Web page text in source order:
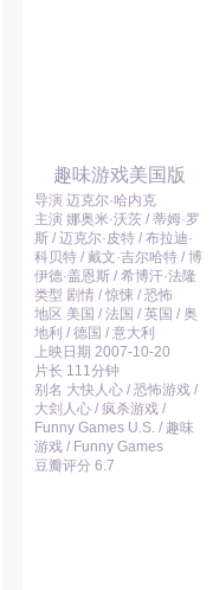
趣味游戏美国版
导演 迈克尔·哈内克
主演 娜奥米·沃茨 / 蒂姆·罗
斯 / 迈克尔·皮特 / 布拉迪·
科贝特 / 戴文·吉尔哈特 / 博
伊德·盖恩斯 / 希博汗·法隆
类型 剧情 / 惊悚 / 恐怖
地区 美国 / 法国 / 英国 / 奥
地利 / 德国 / 意大利
上映日期 2007-10-20
片长 111分钟
别名 大快人心 / 恐怖游戏 /
大刽人心 / 疯杀游戏 /
Funny Games U.S. / 趣味
游戏 / Funny Games
豆瓣评分 6.7